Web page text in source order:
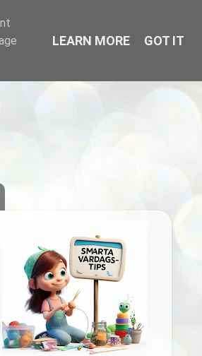
LEARN MORE GOT IT